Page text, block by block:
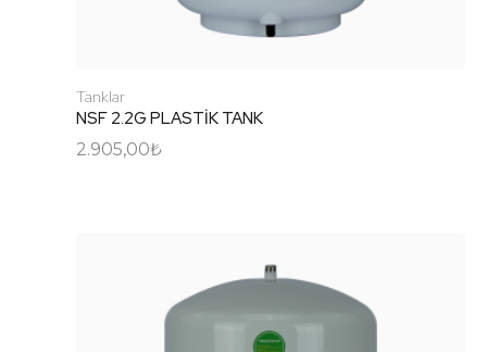
Tanklar
NSF 2.2G PLASTİK TANK
2.905,00₺